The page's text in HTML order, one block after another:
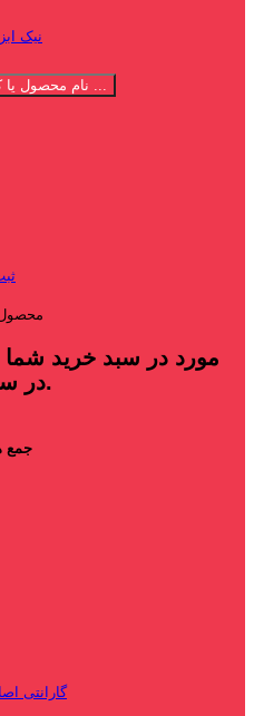
نام محصول یا کالای مورد نظر خود را تایپ نمایید ...
مورد در سبد خرید
در سبد خرید شما وجود دارد.
جمع